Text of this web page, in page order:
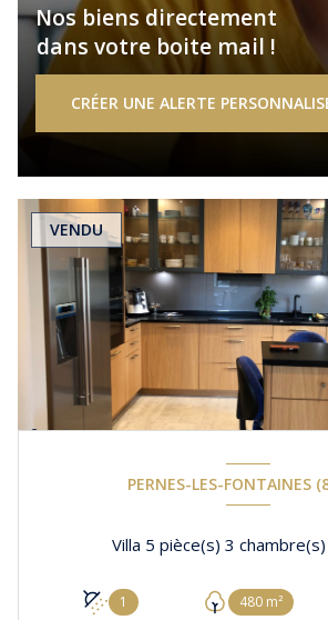
Nos biens directement
dans votre boite mail !
CRÉER UNE ALERTE
VENDU
PERNES-LES-FONTAINES
1 480 m²